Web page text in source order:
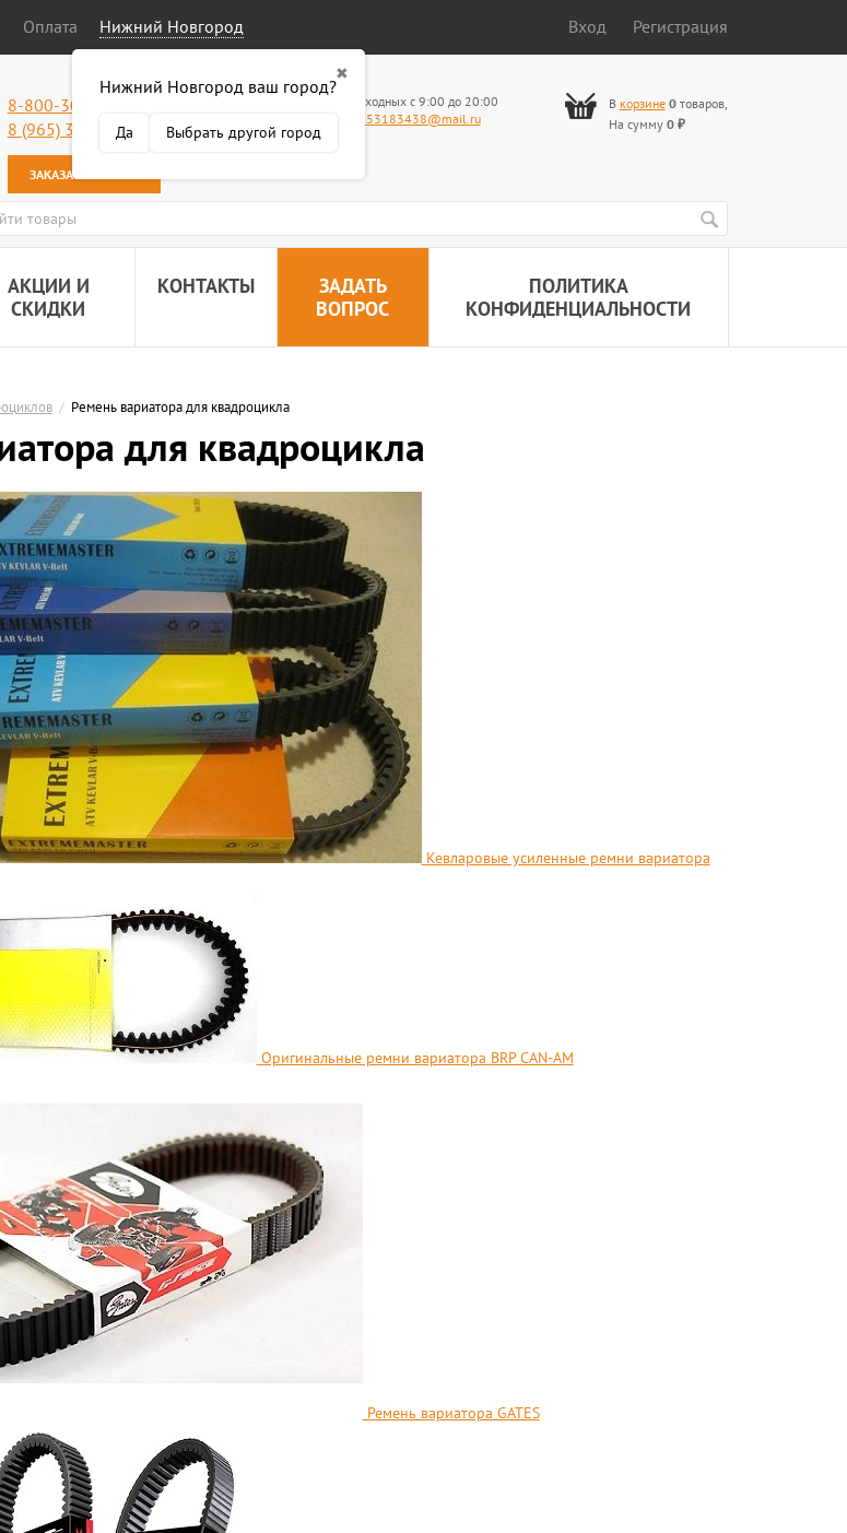
Оплата Нижний Новгород
✖
Нижний Новгород ваш город?
Да Выбрать другой город
Вход Регистрация
8-800-301-50-58
8 (965) 318-34-38
ЗАКАЗАТЬ ЗВОНОК
Работаем без выходных с 9:00 до 20:00
89653183438@mail.ru
В корзине 0товаров,
На сумму 0 ₽
АКЦИИ И
СКИДКИ
КОНТАКТЫ
ЗАДАТЬ
ВОПРОС
ПОЛИТИКА
КОНФИДЕНЦИАЛЬНОСТИ
/ Ремень вариатора для квадроцикла
для квадроцикла
Кевларовые усиленные ремни вариатора
Оригинальные ремни вариатора BRP CAN-AM
Ремень вариатора GATES